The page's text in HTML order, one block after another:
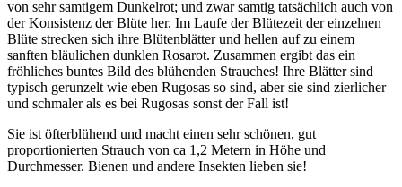
von sehr samtigem Dunkelrot; und zwar samtig tatsächlich auch von
der Konsistenz der Blüte her. Im Laufe der Blütezeit der einzelnen
Blüte strecken sich ihre Blütenblätter und hellen auf zu einem
sanften bläulichen dunklen Rosarot. Zusammen ergibt das ein
fröhliches buntes Bild des blühenden Strauches! Ihre Blätter sind
typisch gerunzelt wie eben Rugosas so sind, aber sie sind zierlicher
und schmaler als es bei Rugosas sonst der Fall ist!
Sie ist öfterblühend und macht einen sehr schönen, gut
proportionierten Strauch von ca 1,2 Metern in Höhe und
Durchmesser. Bienen und andere Insekten lieben sie!